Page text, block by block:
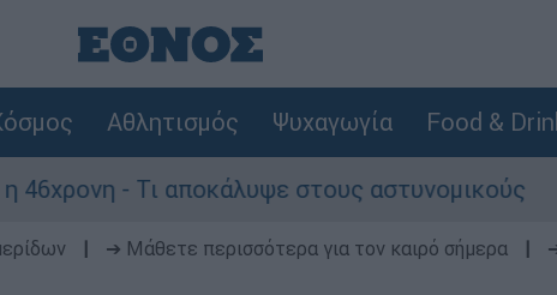
Αθλητισμός Ψυχαγωγία Food &
- Τι αποκάλυψε στους αστυνομικούς
➔ Μάθετε περισσότερα για τον καιρό σήμερα